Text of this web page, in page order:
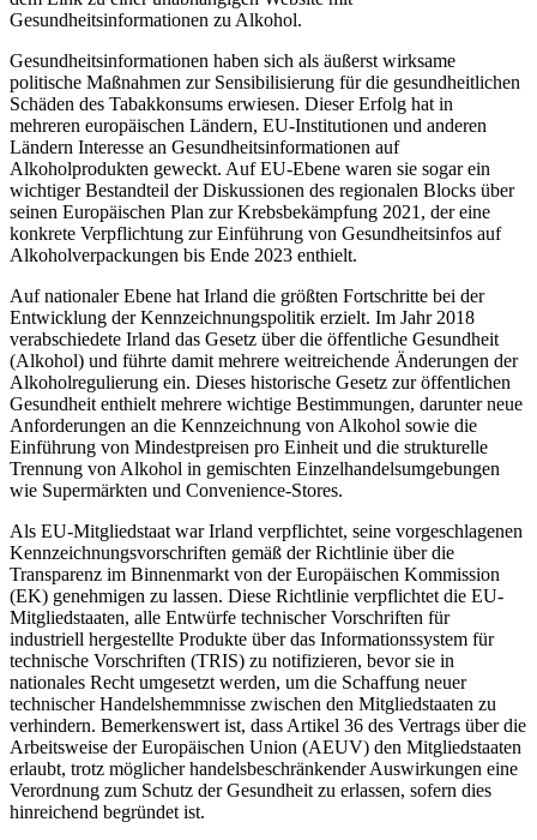
Gesundheitsinformationen haben sich als äußerst wirksame
politische Maßnahmen zur Sensibilisierung für die gesundheitlichen
Schäden des Tabakkonsums erwiesen. Dieser Erfolg hat in
mehreren europäischen Ländern, EU-Institutionen und anderen
Ländern Interesse an Gesundheitsinformationen auf
Alkoholprodukten geweckt. Auf EU-Ebene waren sie sogar ein
wichtiger Bestandteil der Diskussionen des regionalen Blocks über
seinen Europäischen Plan zur Krebsbekämpfung 2021, der eine
konkrete Verpflichtung zur Einführung von Gesundheitsinfos auf
Alkoholverpackungen bis Ende 2023 enthielt.
Auf nationaler Ebene hat Irland die größten Fortschritte bei der
Entwicklung der Kennzeichnungspolitik erzielt. Im Jahr 2018
verabschiedete Irland das Gesetz über die öffentliche Gesundheit
(Alkohol) und führte damit mehrere weitreichende Änderungen der
Alkoholregulierung ein. Dieses historische Gesetz zur öffentlichen
Gesundheit enthielt mehrere wichtige Bestimmungen, darunter neue
Anforderungen an die Kennzeichnung von Alkohol sowie die
Einführung von Mindestpreisen pro Einheit und die strukturelle
Trennung von Alkohol in gemischten Einzelhandelsumgebungen
wie Supermärkten und Convenience-Stores.
Als EU-Mitgliedstaat war Irland verpflichtet, seine vorgeschlagenen
Kennzeichnungsvorschriften gemäß der Richtlinie über die
Transparenz im Binnenmarkt von der Europäischen Kommission
(EK) genehmigen zu lassen. Diese Richtlinie verpflichtet die EU-
Mitgliedstaaten, alle Entwürfe technischer Vorschriften für
industriell hergestellte Produkte über das Informationssystem für
technische Vorschriften (TRIS) zu notifizieren, bevor sie in
nationales Recht umgesetzt werden, um die Schaffung neuer
technischer Handelshemmnisse zwischen den Mitgliedstaaten zu
verhindern. Bemerkenswert ist, dass Artikel 36 des Vertrags über die
Arbeitsweise der Europäischen Union (AEUV) den Mitgliedstaaten
erlaubt, trotz möglicher handelsbeschränkender Auswirkungen eine
Verordnung zum Schutz der Gesundheit zu erlassen, sofern dies
hinreichend begründet ist.